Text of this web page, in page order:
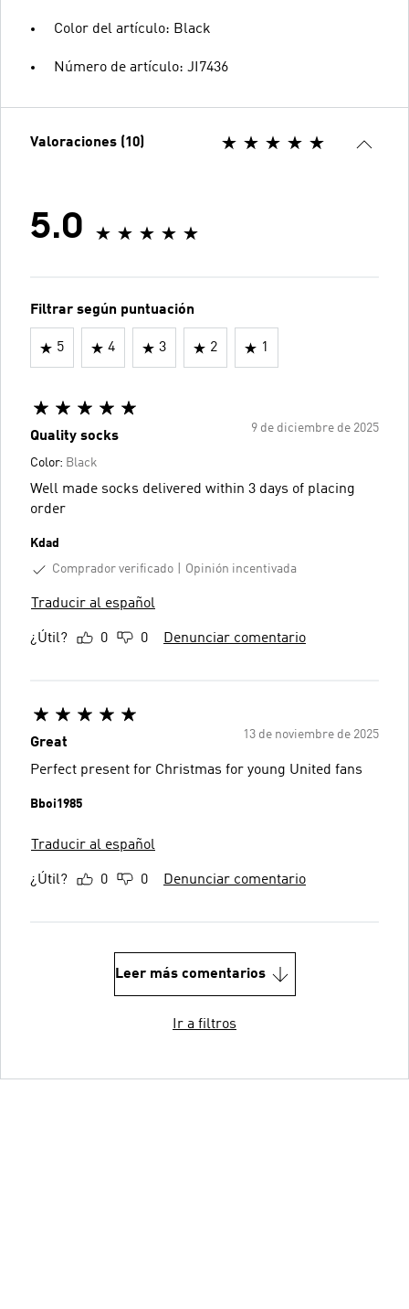
Color del artículo: Black
Número de artículo: JI7436
Valoraciones (10)
5.0
Filtrar según puntuación
5 4 3 2 1
9 de diciembre de 2025
Quality socks
Color: Black
Well made socks delivered within 3 days of placing
order
Kdad
Comprador verificado
Opinión incentivada
Traducir al español
¿Útil? 0 0 Denunciar comentario
13 de noviembre de 2025
Great
Perfect present for Christmas for young United fans
Bboi1985
Traducir al español
¿Útil? 0 0 Denunciar comentario
Leer más comentarios
Ir a filtros